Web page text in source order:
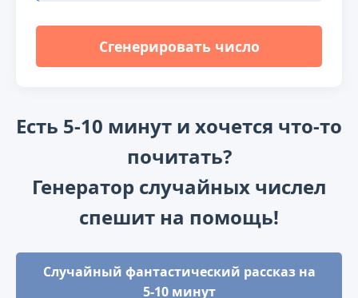
Сгенерировать число
Есть 5-10 минут и хочется что-то
почитать?
Генератор случайных числел
спешит на помощь!
Случайный фантастический рассказ на
5-10 минут